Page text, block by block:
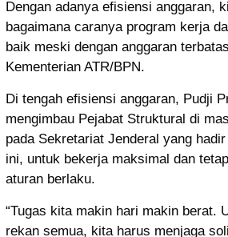
Dengan adanya efisiensi anggaran,
bagaimana caranya program kerja
baik meski dengan anggaran
Kementerian ATR/BPN.
Di tengah efisiensi anggaran, Pudji
mengimbau Pejabat Struktural di
pada Sekretariat Jenderal yang
ini, untuk bekerja maksimal dan
aturan berlaku.
“Tugas kita makin hari makin berat.
rekan semua, kita harus menjaga